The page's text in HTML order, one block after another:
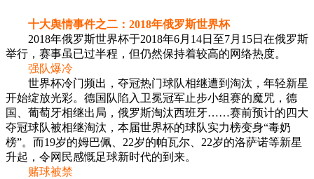
十大舆情事件之二：2018年俄罗斯世界杯
2018年俄罗斯世界杯于2018年6月14日至7月15日在俄罗斯
举行，赛事虽已过半程，但仍然保持着较高的网络热度。
强队爆冷
世界杯冷门频出，夺冠热门球队相继遭到淘汰，年轻新星
开始绽放光彩。德国队陷入卫冕冠军止步小组赛的魔咒，德
国、葡萄牙相继出局，俄罗斯淘汰西班牙……赛前预计的四大
夺冠球队被相继淘汰，本届世界杯的球队实力榜变身“毒奶
榜”。而19岁的姆巴佩、22岁的帕瓦尔、22岁的洛萨诺等新星
升起，令网民感慨足球新时代的到来。
赌球被禁